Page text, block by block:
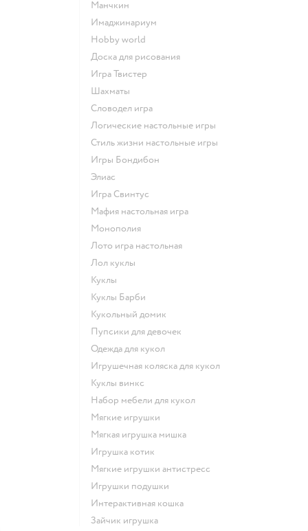
Манчкин
Имаджинариум
Hobby world
Доска для рисования
Игра Твистер
Шахматы
Словодел игра
Логические настольные игры
Стиль жизни настольные игры
Игры Бондибон
Элиас
Игра Свинтус
Мафия настольная игра
Монополия
Лото игра настольная
Лол куклы
Куклы
Куклы Барби
Кукольный домик
Пупсики для девочек
Одежда для кукол
Игрушечная коляска для кукол
Куклы винкс
Набор мебели для кукол
Мягкие игрушки
Мягкая игрушка мишка
Игрушка котик
Мягкие игрушки антистресс
Игрушки подушки
Интерактивная кошка
Зайчик игрушка